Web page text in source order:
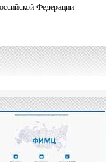
Федерации